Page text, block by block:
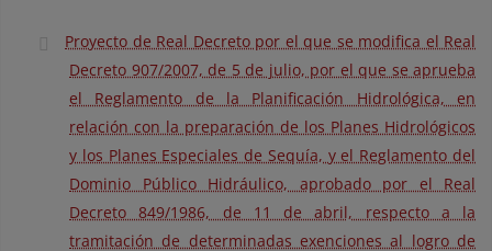
Proyecto de Real Decreto por el que se modifica el Real
Decreto 907/2007, de 5 de julio, por el que se aprueba
el Reglamento de la Planificación Hidrológica, en
relación con la preparación de los Planes Hidrológicos
y los Planes Especiales de Sequía, y el Reglamento del
Dominio Público Hidráulico, aprobado por el Real
Decreto 849/1986, de 11 de abril, respecto a la
tramitación de determinadas exenciones al logro de